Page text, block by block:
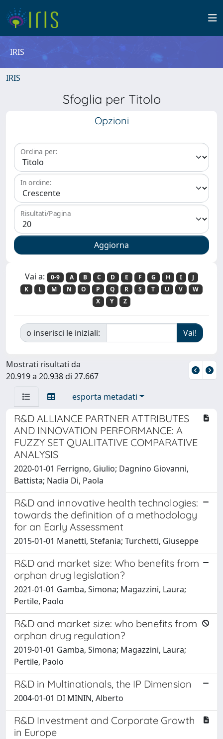
IRIS
IRIS
Sfoglia per Titolo
Opzioni
Ordina per:
In ordine:
Risultati/Pagina
Vai a: 0-9 A B C D E F G H I
J
K
L M N O P Q R S T U V
W
X
Y Z
o inserisci le iniziali:
Mostrati risultati da
20.919 a 20.938 di 27.667
esporta metadati
R&D ALLIANCE PARTNER ATTRIBUTES
AND INNOVATION PERFORMANCE: A
FUZZY SET QUALITATIVE COMPARATIVE
ANALYSIS
2020-01-01 Ferrigno, Giulio; Dagnino Giovanni,
Battista; Nadia Di, Paola
R&D and innovative health technologies:
towards the definition of a methodology
for an Early Assessment
2015-01-01 Manetti, Stefania; Turchetti, Giuseppe
R&D and market size: Who benefits from
orphan drug legislation?
2021-01-01 Gamba, Simona; Magazzini, Laura;
Pertile, Paolo
R&D and market size: who benefits from
orphan drug regulation?
2019-01-01 Gamba, Simona; Magazzini, Laura;
Pertile, Paolo
R&D in Multinationals, the IP Dimension
2004-01-01 DI MININ, Alberto
R&D Investment and Corporate Growth
in Europe